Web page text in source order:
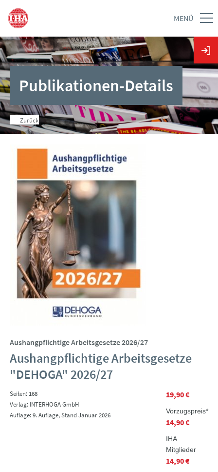
MENÜ
Publikationen-Details
Zurück
Aushangpflichtige Arbeitsgesetze 2026/27
Aushangpflichtige Arbeitsgesetze
"DEHOGA" 2026/27
Seiten: 168
Verlag: INTERHOGA GmbH
Auflage: 9. Auflage, Stand Januar 2026
19,90 €
Vorzugspreis*
14,90 €
IHA
Mitglieder
14,90 €